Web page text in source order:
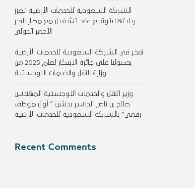
الشركة السعودية للخدمات الأرضية تعزز
ريادتها بتوقيع عقد تشغيل مع مطار البحر
الأحمر الدولي
نفخر في الشركة السعودية للخدمات الأرضية
بحصولنا على جائزة الابتكار لعام 2025 من
وزارة النقل والخدمات اللوجستية
وزير النقل والخدمات اللوجستية المهندس
صالح بن ناصر الجاسر يدشن ” أول موظف
رقمي” بالشركة السعودية للخدمات الأرضية
Recent Comments